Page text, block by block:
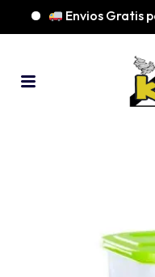
Envios Gratis